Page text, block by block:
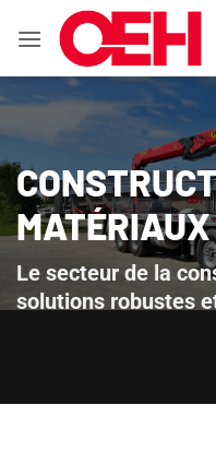
MATÉRIAUX
Le secteur de la
solutions robustes